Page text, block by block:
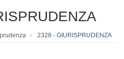
2328 - GIURISPRUDENZA